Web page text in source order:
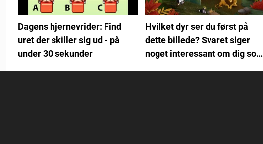
Dagens hjernevrider: Find
uret der skiller sig ud - på
under 30 sekunder
Hvilket dyr ser du først på
dette billede? Svaret siger
noget interessant om dig som